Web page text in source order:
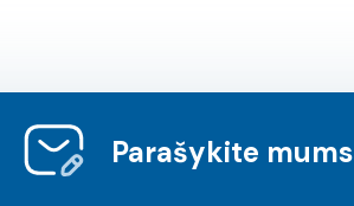
Parašykite mums